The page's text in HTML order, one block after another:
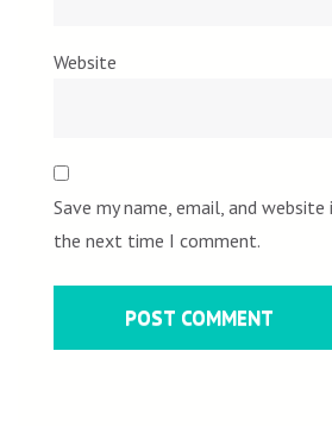
Website
Save my name, email, and
the next time I comment.